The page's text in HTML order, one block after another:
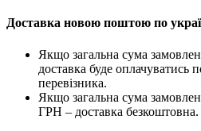
Доставка новою поштою по
Якщо загальна сума
доставка буде оплачуватись
перевізника.
Якщо загальна сума
ГРН – доставка безкоштовна.